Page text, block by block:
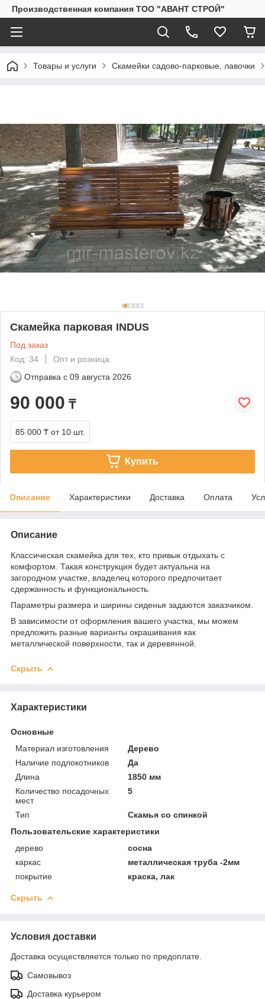
Производственная компания ТОО "АВАНТ СТРОЙ"
Товары и услуги Скамейки садово-парковые, лавочки
Скамейка парковая INDUS
Под заказ
Код: 34
Опт и розница
Отправка с 09 августа 2026
90 000 ₸
85 000 ₸ от 10 шт.
Купить
Описание Характеристики Доставка Оплата
Описание
Классическая скамейка для тех, кто привык отдыхать с
комфортом. Такая конструкция будет актуальна на
загородном участке, владелец которого предпочитает
сдержанность и функциональность.
Параметры размера и ширины сиденья задаются заказчиком.
В зависимости от оформления вашего участка, мы можем
предложить разные варианты окрашивания как
металлической поверхности, так и деревянной.
Скрыть
Характеристики
Основные
Материал изготовления
Дерево
Наличие подлокотников
Да
Длина
1850 мм
Количество посадочных
мест
5
Тип
Скамья со спинкой
Пользовательские характеристики
дерево
сосна
каркас
металлическая труба -2мм
покрытие
краска, лак
Скрыть
Условия доставки
Доставка осуществляется только по предоплате.
Самовывоз
Доставка курьером